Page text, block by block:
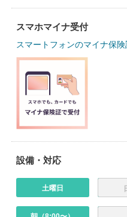
スマホマイナ受付
スマートフォンのマイナ保
設備・対応
土曜日